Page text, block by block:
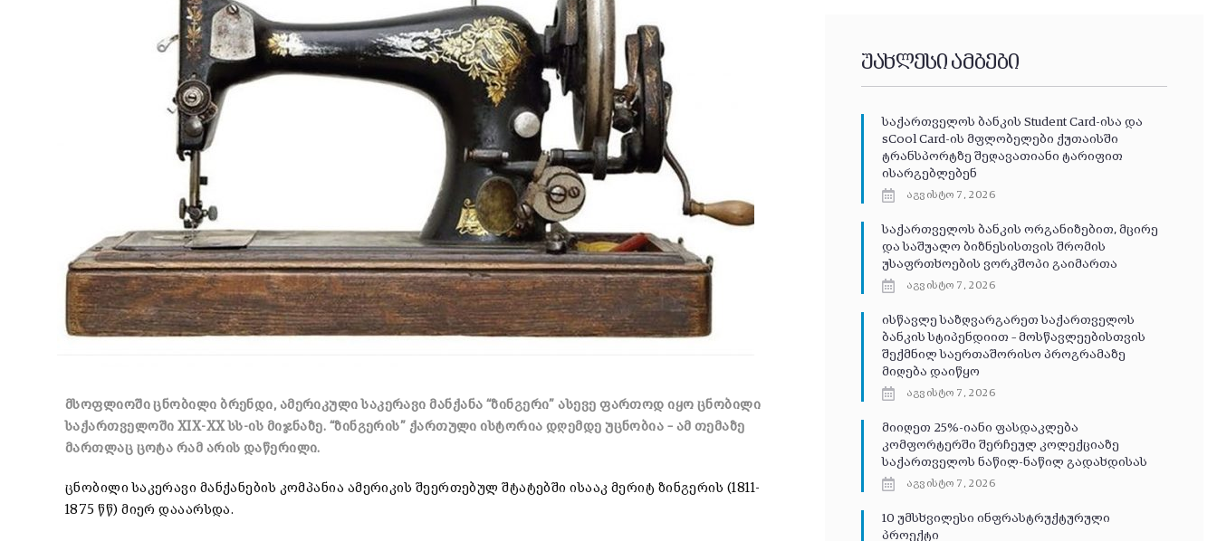
მსოფლიოში ცნობილი ბრენდი, ამერიკული საკერავი მანქანა “ზინგერი” ასევე ფართოდ იყო ცნობილი
საქართველოში XIX-XX სს-ის მიჯნაზე. “ზინგერის” ქართული ისტორია დღემდე უცნობია – ამ თემაზე
მართლაც ცოტა რამ არის დაწერილი.
ცნობილი საკერავი მანქანების კომპანია ამერიკის შეერთებულ შტატებში ისააკ მერიტ ზინგერის (1811-
1875 წწ) მიერ დააარსდა.
უახლესი ამბები
საქართველოს ბანკის Student Card-ისა და
sCool Card-ის მფლობელები ქუთაისში
ტრანსპორტზე შეღავათიანი ტარიფით
ისარგებლებენ
აგვისტო 7, 2026
საქართველოს ბანკის ორგანიზებით, მცირე
და საშუალო ბიზნესისთვის შრომის
უსაფრთხოების ვორკშოპი გაიმართა
აგვისტო 7, 2026
ისწავლე საზღვარგარეთ საქართველოს
ბანკის სტიპენდიით – მოსწავლეებისთვის
შექმნილ საერთაშორისო პროგრამაზე
მიღება დაიწყო
აგვისტო 7, 2026
მიიღეთ 25%-იანი ფასდაკლება
კომფორტერში შერჩეულ კოლექციაზე
საქართველოს ნაწილ-ნაწილ გადახდისას
აგვისტო 7, 2026
10 უმსხვილესი ინფრასტრუქტურული
პროექტი